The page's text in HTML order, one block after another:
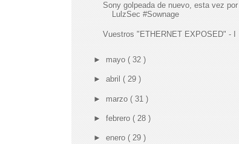
Sony golpeada de nuevo, esta vez por
LulzSec #Sownage
Vuestros "ETHERNET EXPOSED" - I
► mayo ( 32 )
► abril ( 29 )
► marzo ( 31 )
► febrero ( 28 )
► enero ( 29 )